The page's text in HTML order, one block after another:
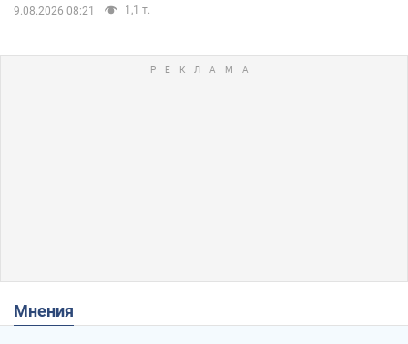
9.08.2026 08:21 1,1 т.
Мнения